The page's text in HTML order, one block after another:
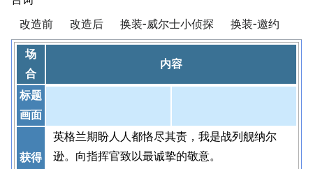
改造前 改造后 换装-威尔士小侦探 换装-邀约
场
合
内容
标题
画面
获得
英格兰期盼人人都恪尽其责，我是战列舰纳尔
逊。向指挥官致以最诚挚的敬意。